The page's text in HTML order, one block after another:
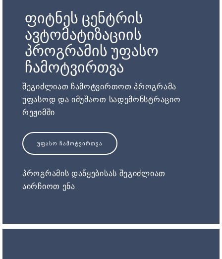
ფიტნეს ცენტრის
ავტომატიზაციის
პროგრამის უფასო
ჩამოტვირთვა
შეგიძლიათ ჩამოტვირთოთ პროგრამა
უფასოდ და იმუშაოთ სადემონსტრაციო
რეჟიმში
ᲣᲤᲐᲡᲝ ᲩᲐᲛᲝᲢᲕᲘᲠᲗᲕᲐ
პროგრამის დაწყებისას შეგიძლიათ
აირჩიოთ ენა.